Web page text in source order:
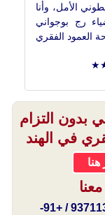
الأمل، وأنا
رج بوجواني
التزام
هنا
+91-9371136499 / +91-